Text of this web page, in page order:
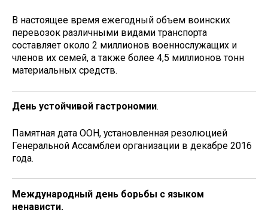
В настоящее время ежегодный объем воинских
перевозок различными видами транспорта
составляет около 2 миллионов военнослужащих и
членов их семей, а также более 4,5 миллионов тонн
материальных средств.
День устойчивой гастрономии.
Памятная дата ООН, установленная резолюцией
Генеральной Ассамблеи организации в декабре 2016
года.
Международный день борьбы с языком
ненависти.